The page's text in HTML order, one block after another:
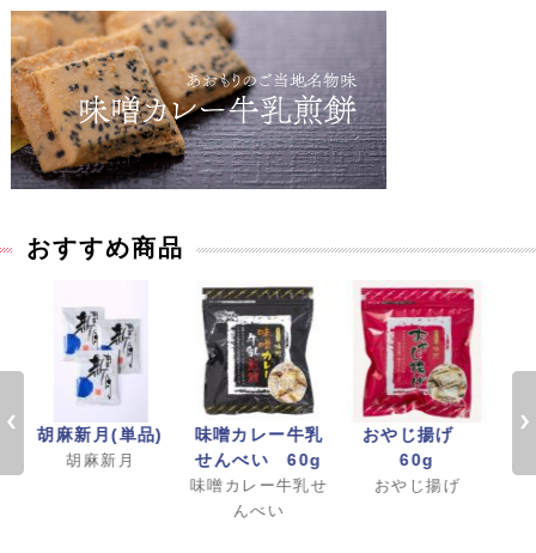
おすすめ商品
胡麻新月(単品)
胡麻新月
味噌カレー牛乳
せんべい 60g
味噌カレー牛乳せ
んべい
おやじ揚げ
60g
おやじ揚げ